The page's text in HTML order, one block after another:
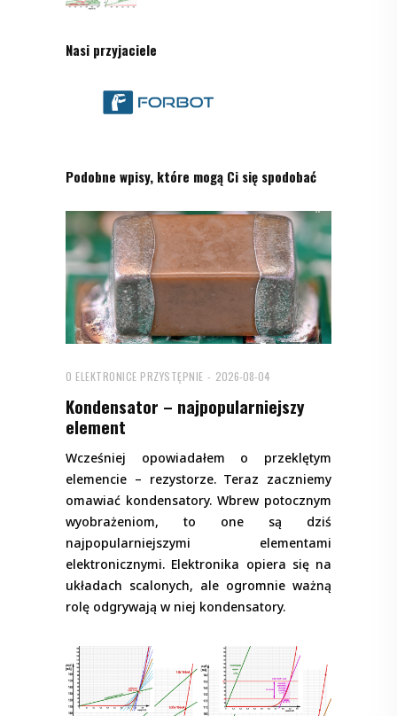
Nasi przyjaciele
Podobne wpisy, które mogą Ci się spodobać
O ELEKTRONICE PRZYSTĘPNIE 2026-08-04
Kondensator – najpopularniejszy
element
Wcześniej opowiadałem o przeklętym
elemencie – rezystorze. Teraz zaczniemy
omawiać kondensatory. Wbrew potocznym
wyobrażeniom, to one są dziś
najpopularniejszymi elementami
elektronicznymi. Elektronika opiera się na
układach scalonych, ale ogromnie ważną
rolę odgrywają w niej kondensatory.